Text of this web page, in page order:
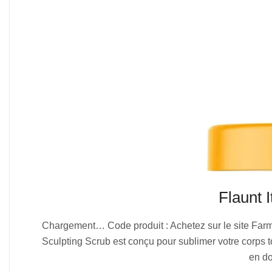
Flaunt
08-
01
Chargement… Code produit : Achetez sur le site
Sculpting Scrub est conçu pour sublimer votre
en